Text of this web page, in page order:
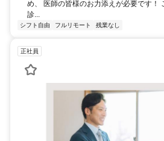
め、 医師の皆様のお力添えが必要です！
診...
シフト自由 フルリモート 残業なし
正社員